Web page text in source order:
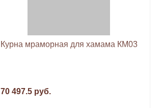
Курна мраморная для хамама КМ03
70 497.5 руб.